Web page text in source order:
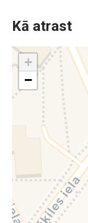
Kā atrast
+
−